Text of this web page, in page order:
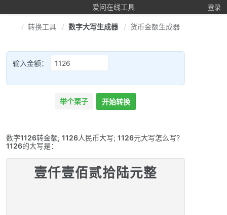
爱问在线工具 登录
转换工具 数字大写生成器 货币金额生成器
输入金额：
举个栗子 开始转换
数字1126转金额; 1126人民币大写; 1126元大写怎么写?
1126的大写是：
壹仟壹佰贰拾陆元整